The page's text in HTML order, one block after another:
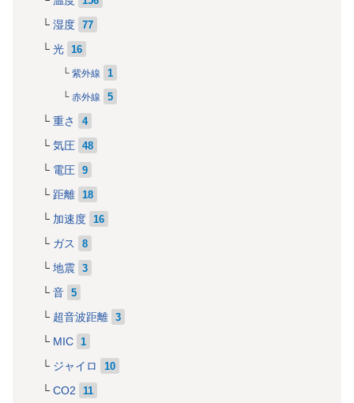
湿度 77
光 16
紫外線 1
赤外線 5
重さ 4
気圧 48
電圧 9
距離 18
加速度 16
ガス 8
地震 3
音 5
超音波距離 3
MIC 1
ジャイロ 10
CO2 11